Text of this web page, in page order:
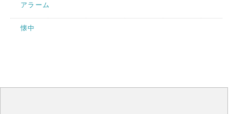
アラーム
懐中